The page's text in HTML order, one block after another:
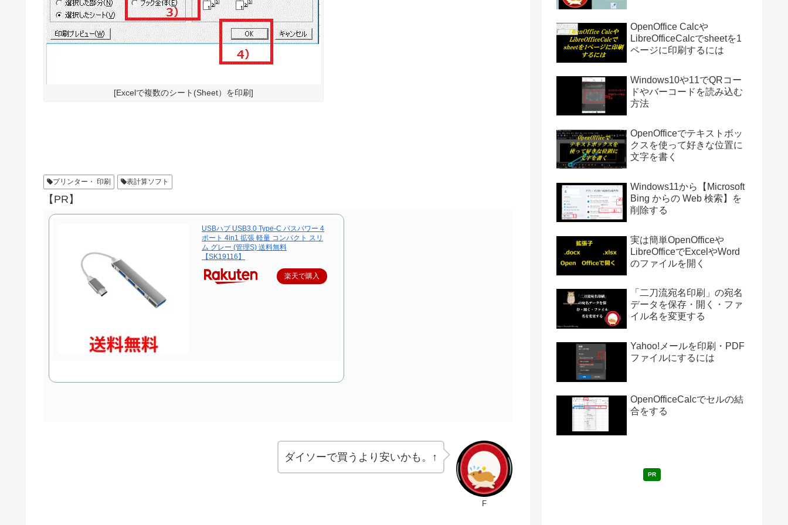
[Excelで複数のシート(Sheet）を印刷]
プリンター・ 印刷 表計算ソフト
【PR】
USBハブ USB3.0 Type-C バスパワー 4
ポート 4in1 拡張 軽量 コンパクト スリ
ム グレー (管理S) 送料無料
【SK19116】
楽天で購入
F
ダイソーで買うより安いかも。↑
OpenOffice Calcや
LibreOfficeCalcでsheetを1
ページに印刷するには
Windows10や11でQRコー
ドやバーコードを読み込む
方法
OpenOfficeでテキストボッ
クスを使って好きな位置に
文字を書く
Windows11から【Microsoft
Bing からの Web 検索】を
削除する
実は簡単OpenOfficeや
LibreOfficeでExcelやWord
のファイルを開く
「二刀流宛名印刷」の宛名
データを保存・開く・ファ
イル名を変更する
Yahoo!メールを印刷・PDF
ファイルにするには
OpenOfficeCalcでセルの結
合をする
PR